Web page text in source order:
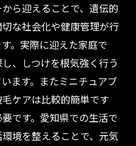
ら迎えることで、遺伝的
な社会化や健康管理が行
。実際に迎えた家庭で
、しつけを根気強く行う
ます。またミニチュアブ
ケアは比較的簡単です
です。愛知県での生活で
境を整えることで、元気